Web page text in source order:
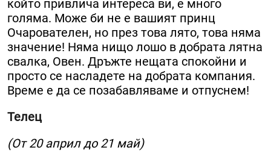
който привлича интереса ви, е много
голяма. Може би не е вашият принц
Очарователен, но през това лято, това няма
значение! Няма нищо лошо в добрата лятна
свалка, Овен. Дръжте нещата спокойни и
просто се насладете на добрата компания.
Време е да се позабавляваме и отпуснем!
Телец
(От 20 април до 21 май)